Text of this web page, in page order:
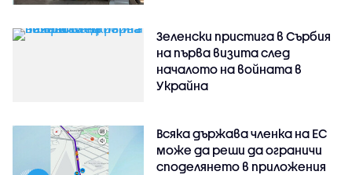
Зеленски пристига в Сърбия
на първа визита след
началото на войната в
Украйна
Всяка държава членка на ЕС
може да реши да ограничи
споделянето в приложения